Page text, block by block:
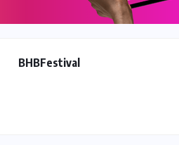
BHBFestival